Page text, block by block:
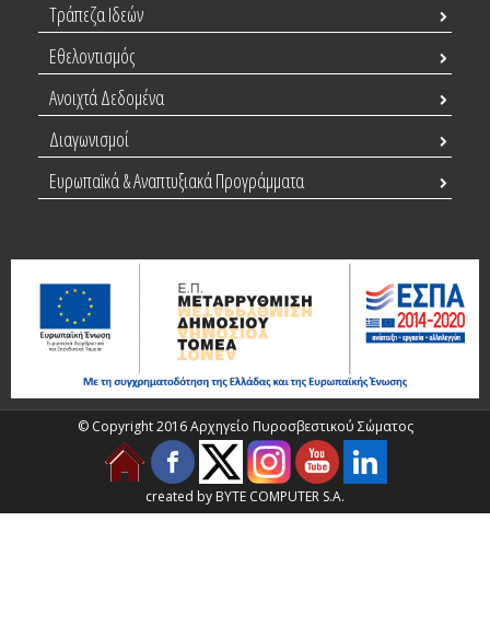
Τράπεζα Ιδεών
Εθελοντισμός
Ανοιχτά Δεδομένα
Διαγωνισμοί
Ευρωπαϊκά & Αναπτυξιακά Προγράμματα
© Copyright 2016 Αρχηγείο Πυροσβεστικού Σώματος
created by BYTE COMPUTER S.A.